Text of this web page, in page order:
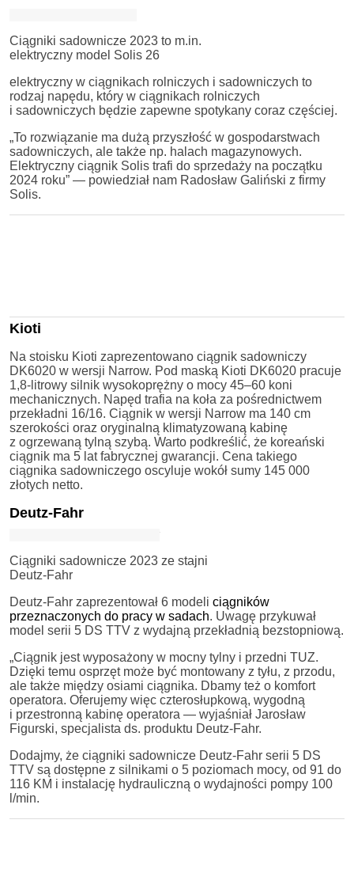
Ciągniki sadownicze 2023 to m.in.
elektryczny model Solis 26
elektryczny w ciągnikach rolniczych i sadowniczych to
rodzaj napędu, który w ciągnikach rolniczych
i sadowniczych będzie zapewne spotykany coraz częściej.
„To rozwiązanie ma dużą przyszłość w gospodarstwach
sadowniczych, ale także np. halach magazynowych.
Elektryczny ciągnik Solis trafi do sprzedaży na początku
2024 roku” — powiedział nam Radosław Galiński z firmy
Solis.
Kioti
Na stoisku Kioti zaprezentowano ciągnik sadowniczy
DK6020 w wersji Narrow. Pod maską Kioti DK6020 pracuje
1,8-litrowy silnik wysokoprężny o mocy 45–60 koni
mechanicznych. Napęd trafia na koła za pośrednictwem
przekładni 16/16. Ciągnik w wersji Narrow ma 140 cm
szerokości oraz oryginalną klimatyzowaną kabinę
z ogrzewaną tylną szybą. Warto podkreślić, że koreański
ciągnik ma 5 lat fabrycznej gwarancji. Cena takiego
ciągnika sadowniczego oscyluje wokół sumy 145 000
złotych netto.
Deutz-Fahr
Ciągniki sadownicze 2023 ze stajni
Deutz-Fahr
Deutz-Fahr zaprezentował 6 modeli ciągników
przeznaczonych do pracy w sadach. Uwagę przykuwał
model serii 5 DS TTV z wydajną przekładnią bezstopniową.
„Ciągnik jest wyposażony w mocny tylny i przedni TUZ.
Dzięki temu osprzęt może być montowany z tyłu, z przodu,
ale także między osiami ciągnika. Dbamy też o komfort
operatora. Oferujemy więc czterosłupkową, wygodną
i przestronną kabinę operatora — wyjaśniał Jarosław
Figurski, specjalista ds. produktu Deutz-Fahr.
Dodajmy, że ciągniki sadownicze Deutz-Fahr serii 5 DS
TTV są dostępne z silnikami o 5 poziomach mocy, od 91 do
116 KM i instalację hydrauliczną o wydajności pompy 100
l/min.